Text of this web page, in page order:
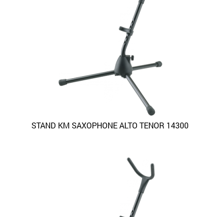
STAND KM SAXOPHONE ALTO TENOR 14300